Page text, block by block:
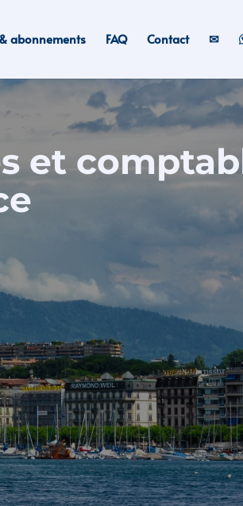
abonnements FAQ Contact ✉
et